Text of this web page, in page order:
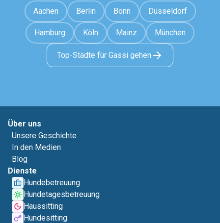
Aachen Berlin Bonn Düsseldorf
Hamburg Köln Mainz München
Top-Städte für Gassi gehen
Über uns
Unsere Geschichte
In den Medien
Blog
Dienste
Hundebetreuung
Hundetagesbetreuung
Haussitting
Hundesitting